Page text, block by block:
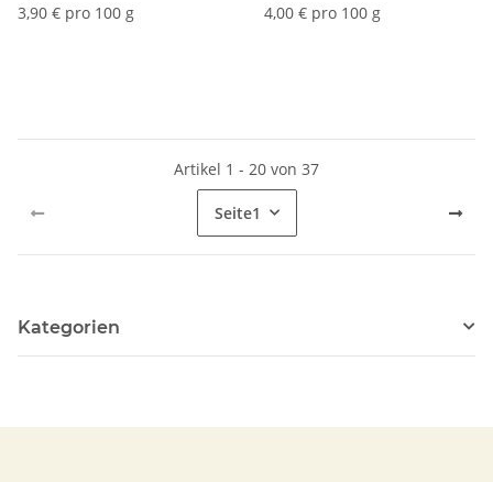
3,90 € pro 100 g
4,00 € pro 100 g
Artikel 1 - 20 von 37
Seite1
Kategorien